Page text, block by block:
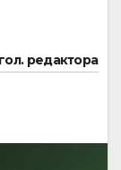
редактора